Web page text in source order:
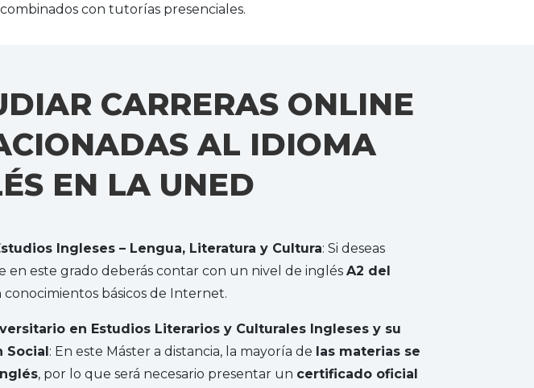
con tutorías presenciales.
CARRERAS ONLINE
AL IDIOMA
EN LA UNED
Ingleses – Lengua, Literatura y Cultura: Si deseas
en este grado deberás contar con un nivel de inglés A2 del
conocimientos básicos de Internet.
en Estudios Literarios y Culturales Ingleses y su
Social: En este Máster a distancia, la mayoría de las materias se
, por lo que será necesario presentar un certificado oficial